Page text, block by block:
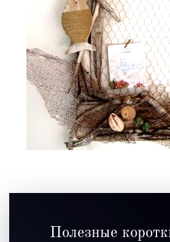
Полезные